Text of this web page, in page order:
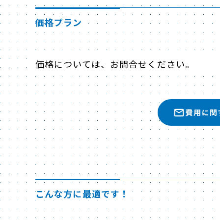
価格プラン
価格については、お問合せください。
費用に関
こんな方に最適です！